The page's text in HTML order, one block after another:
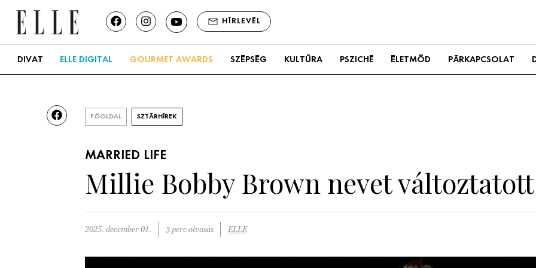
HÍRLEVÉL
DIVAT ELLE DIGITAL GOURMET AWARDS SZÉPSÉG KULTÚRA PSZICHÉ ÉLETMÓD PÁRKAPCSOLAT
FŐOLDAL SZTÁRHÍREK
MARRIED LIFE
Millie Bobby Brown nevet változtatott
2025. december 01. 3 perc olvasás ELLE